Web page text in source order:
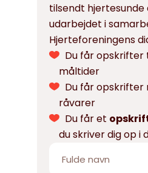
tilsendt
udarbejdet i
Hjerteforeningens
Du får opskrifter
måltider
Du får
råvarer
Du får et
du skriver dig op i